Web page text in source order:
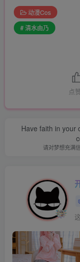
动漫Cos
# 清水由乃
点
Have faith in your
请对梦想充满